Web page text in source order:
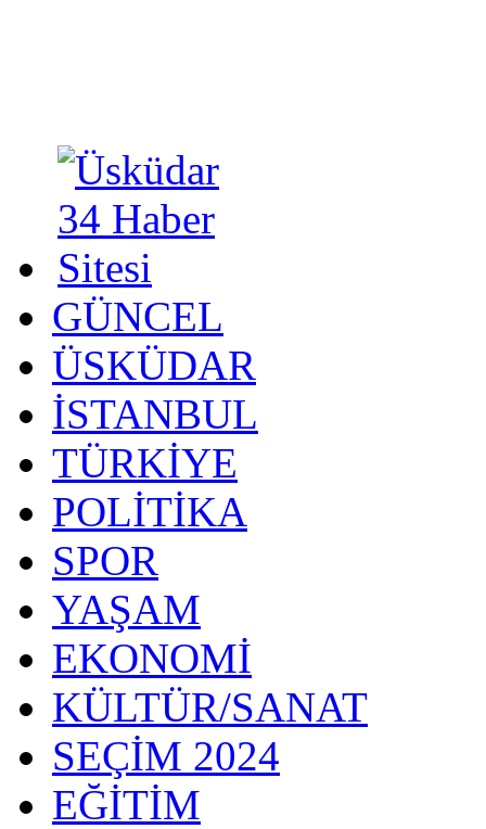
GÜNCEL
ÜSKÜDAR
İSTANBUL
TÜRKİYE
POLİTİKA
SPOR
YAŞAM
EKONOMİ
KÜLTÜR/SANAT
SEÇİM 2024
EĞİTİM